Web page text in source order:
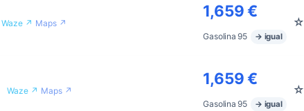
Waze ↗ Maps ↗
1,659 €
Gasolina 95 → igual
☆
Waze ↗ Maps ↗
1,659 €
Gasolina 95 → igual
☆